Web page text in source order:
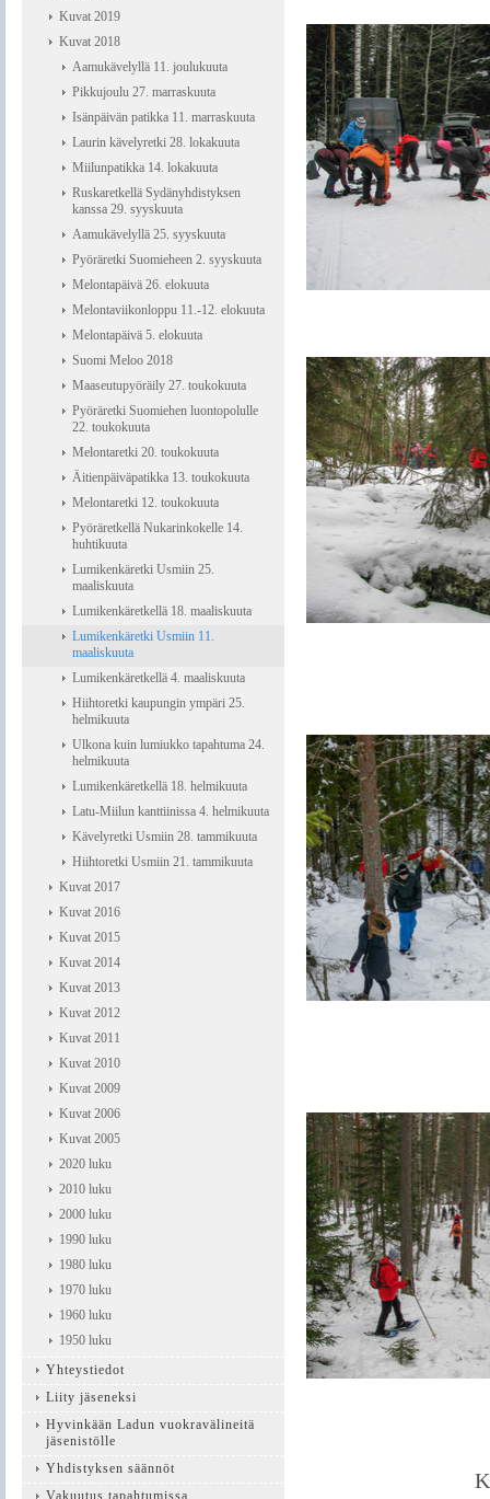
Kuvat 2019
Kuvat 2018
Aamukävelyllä 11. joulukuuta
Pikkujoulu 27. marraskuuta
Isänpäivän patikka 11. marraskuuta
Laurin kävelyretki 28. lokakuuta
Miilunpatikka 14. lokakuuta
Ruskaretkellä Sydänyhdistyksen
kanssa 29. syyskuuta
Aamukävelyllä 25. syyskuuta
Pyöräretki Suomieheen 2. syyskuuta
Melontapäivä 26. elokuuta
Melontaviikonloppu 11.-12. elokuuta
Melontapäivä 5. elokuuta
Suomi Meloo 2018
Maaseutupyöräily 27. toukokuuta
Pyöräretki Suomiehen luontopolulle
22. toukokuuta
Melontaretki 20. toukokuuta
Äitienpäiväpatikka 13. toukokuuta
Melontaretki 12. toukokuuta
Pyöräretkellä Nukarinkokelle 14.
huhtikuuta
Lumikenkäretki Usmiin 25.
maaliskuuta
Lumikenkäretkellä 18. maaliskuuta
Lumikenkäretki Usmiin 11.
maaliskuuta
Lumikenkäretkellä 4. maaliskuuta
Hiihtoretki kaupungin ympäri 25.
helmikuuta
Ulkona kuin lumiukko tapahtuma 24.
helmikuuta
Lumikenkäretkellä 18. helmikuuta
Latu-Miilun kanttiinissa 4. helmikuuta
Kävelyretki Usmiin 28. tammikuuta
Hiihtoretki Usmiin 21. tammikuuta
Kuvat 2017
Kuvat 2016
Kuvat 2015
Kuvat 2014
Kuvat 2013
Kuvat 2012
Kuvat 2011
Kuvat 2010
Kuvat 2009
Kuvat 2006
Kuvat 2005
2020 luku
2010 luku
2000 luku
1990 luku
1980 luku
1970 luku
1960 luku
1950 luku
Yhteystiedot
Liity jäseneksi
Hyvinkään Ladun vuokravälineitä
jäsenistölle
Yhdistyksen säännöt
Vakuutus tapahtumissa